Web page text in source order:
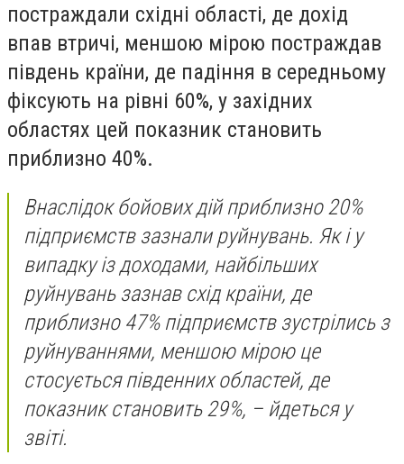
постраждали східні області, де дохід
впав втричі, меншою мірою постраждав
південь країни, де падіння в середньому
фіксують на рівні 60%, у західних
областях цей показник становить
приблизно 40%.
Внаслідок бойових дій приблизно 20%
підприємств зазнали руйнувань. Як і у
випадку із доходами, найбільших
руйнувань зазнав схід країни, де
приблизно 47% підприємств зустрілись з
руйнуваннями, меншою мірою це
стосується південних областей, де
показник становить 29%, – йдеться у
звіті.